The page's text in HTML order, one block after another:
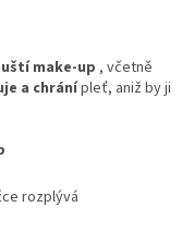
make-up , včetně
a chránípleť, aniž by ji
rozplývá